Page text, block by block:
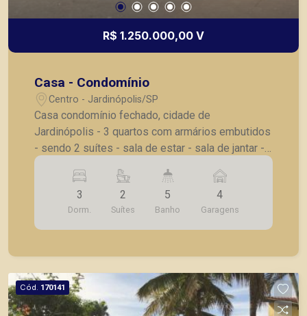
R$ 1.250.000,00 V
Casa - Condomínio
Centro - Jardinópolis/SP
Casa condomínio fechado, cidade de
Jardinópolis - 3 quartos com armários embutidos
- sendo 2 suítes - sala de estar - sala de jantar -
lavabo - cozinha planejada - lavanderia planejada
- varanda gourmet com churrasqueira - cozinha
externa - vestiário masculino e feminino - piscina
garagem A Piramid tem como objetivo atender
mesmo nos principais lançamentos da cidade de
Ribeirão Preto.
3
Dorm.
2
Suítes
5
Banho
4
Garagens
Cód. 170141